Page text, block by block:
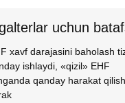
uchun
хavf darajasini baholash
ishlaydi, «qizil» EHF
qanday harakat qilish